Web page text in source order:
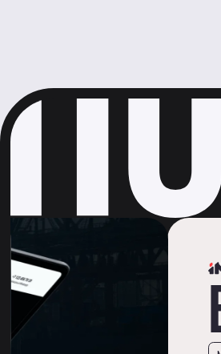
ПЕРВАЯ IT-
SEWA